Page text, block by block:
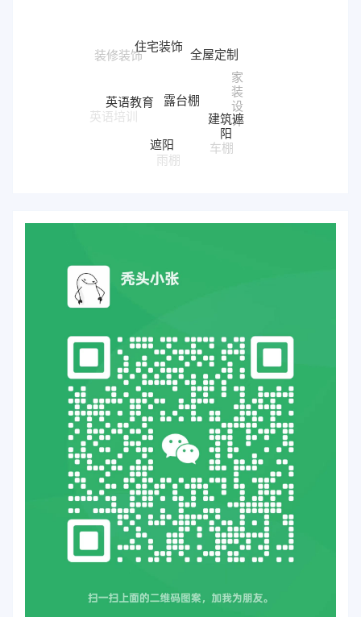
住宅装饰
全屋定制
家
装
设
计
英语培训
英语教育
建筑遮
阳
车棚
雨棚
遮阳